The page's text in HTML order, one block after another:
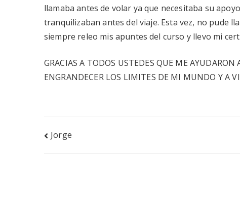
llamaba antes de volar ya que necesitaba su
tranquilizaban antes del viaje. Esta vez, no pude
siempre releo mis apuntes del curso y llevo mi
GRACIAS A TODOS USTEDES QUE ME
ENGRANDECER LOS LIMITES DE MI MUNDO Y A
Navegación
Jorge